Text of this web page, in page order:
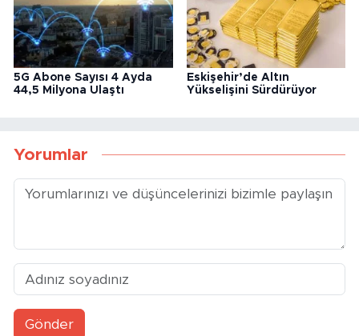
5G Abone Sayısı 4 Ayda
44,5 Milyona Ulaştı
Eskişehir’de Altın
Yükselişini Sürdürüyor
Yorumlar
Gönder